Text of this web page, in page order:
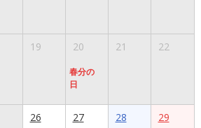
19 20
春分の
日
21 22
26 27 28 29